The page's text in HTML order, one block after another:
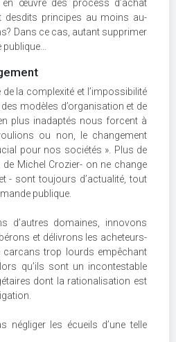
œuvre des process d’achat
desdits principes au moins au-
Dans ce cas, autant supprimer
la complexité et l’impossibilité
modèles d’organisation et de
plus inadaptés nous forcent à
ou non, le changement
pour nos sociétés ». Plus de
Michel Crozier- on ne change
- sont toujours d’actualité, tout
publique.
d’autres domaines, innovons
et délivrons les acheteurs-
carcans trop lourds empêchant
qu’ils sont un incontestable
dont la rationalisation est
négliger les écueils d’une telle